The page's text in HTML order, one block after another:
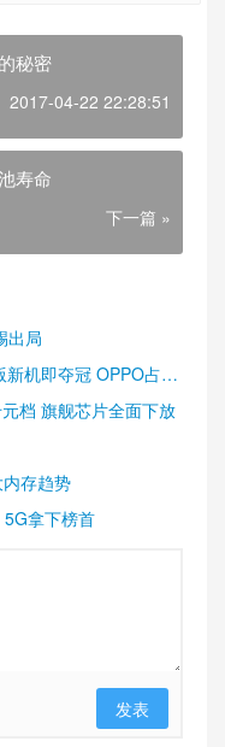
秘密
2017-04-22 22:28:51
寿命
下一篇 »
出局
机即夺冠 OPPO占据
档 旗舰芯片全面下放
存趋势
拿下榜首
发表